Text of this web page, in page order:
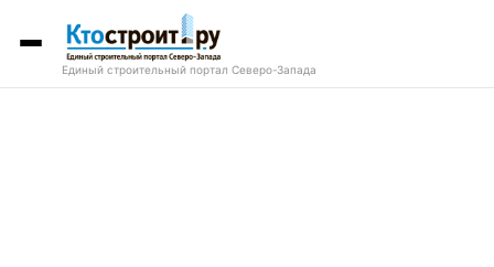
Единый строительный портал Северо-Запада